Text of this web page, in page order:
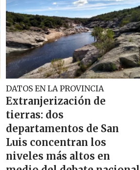
DATOS EN LA PROVINCIA
Extranjerización de
tierras: dos
departamentos de San
Luis concentran los
niveles más altos en